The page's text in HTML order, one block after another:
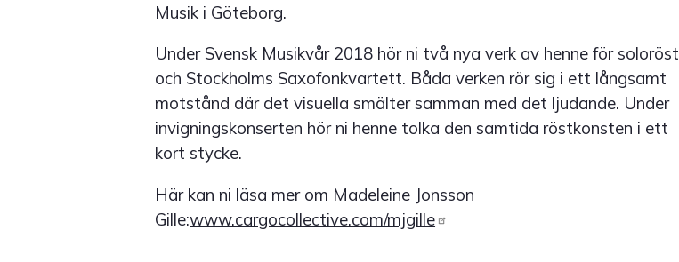
Musik i Göteborg.
Under Svensk Musikvår 2018 hör ni två nya verk av henne för soloröst
och Stockholms Saxofonkvartett. Båda verken rör sig i ett långsamt
motstånd där det visuella smälter samman med det ljudande. Under
invigningskonserten hör ni henne tolka den samtida röstkonsten i ett
kort stycke.
Här kan ni läsa mer om Madeleine Jonsson
Gille:www.cargocollective.com/mjgille